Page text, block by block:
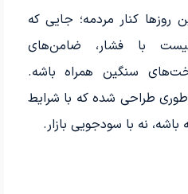
روزها کنار مردمه؛ جایی که
با فشار، ضامن‌های
سنگین همراه باشه.
طوری طراحی شده که با شرایط
نه با سودجویی بازار.